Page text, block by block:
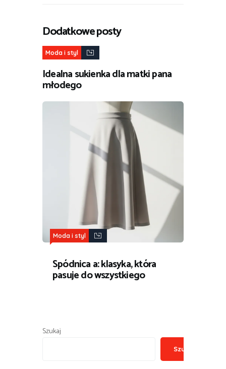
Dodatkowe posty
Moda i styl
Idealna sukienka dla matki pana
młodego
Moda i styl
Spódnica a: klasyka, która
pasuje do wszystkiego
Szukaj
Szukaj